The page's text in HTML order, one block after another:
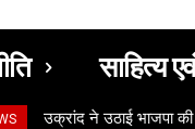
साहित्य
उक्रांद ने उठाई भाजपा की